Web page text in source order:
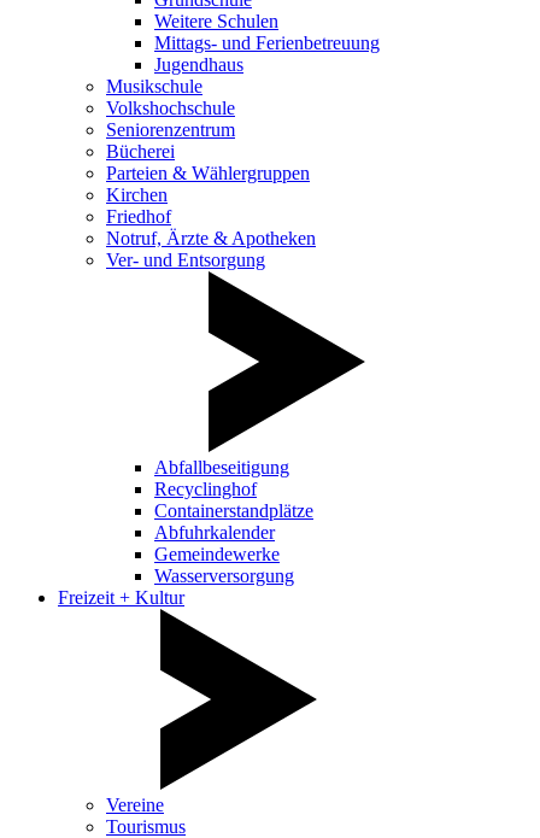
Weitere Schulen
Mittags- und Ferienbetreuung
Jugendhaus
Musikschule
Volkshochschule
Seniorenzentrum
Bücherei
Parteien & Wählergruppen
Kirchen
Friedhof
Notruf, Ärzte & Apotheken
Ver- und Entsorgung
Abfallbeseitigung
Recyclinghof
Containerstandplätze
Abfuhrkalender
Gemeindewerke
Wasserversorgung
Freizeit + Kultur
Vereine
Tourismus